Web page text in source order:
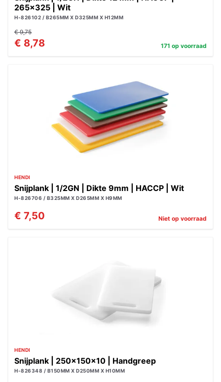
265x325 | Wit
H-826102 / B265MM X D325MM X H12MM
€ 9,75
€ 8,78 171 op voorraad
HENDI
Snijplank | 1/2GN | Dikte 9mm | HACCP | Wit
H-826706 / B325MM X D265MM X H9MM
€ 7,50 Niet op voorraad
HENDI
Snijplank | 250x150x10 | Handgreep
H-826348 / B150MM X D250MM X H10MM